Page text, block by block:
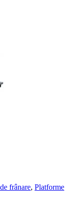
frânare, Platforme